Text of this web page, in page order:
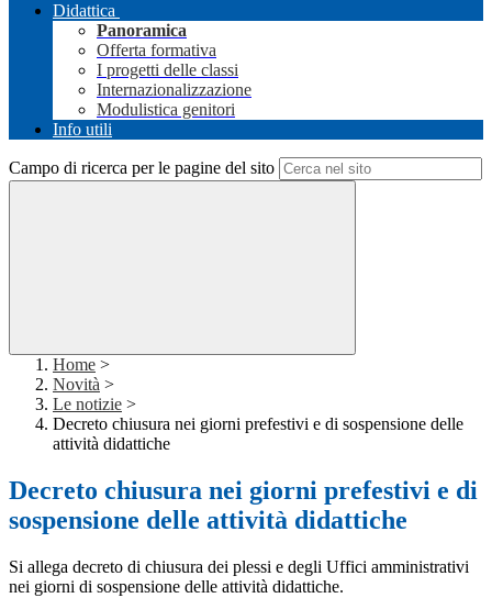
Didattica
Panoramica
Offerta formativa
I progetti delle classi
Internazionalizzazione
Modulistica genitori
Info utili
Campo di ricerca per le pagine del sito
Home >
Novità >
Le notizie >
Decreto chiusura nei giorni prefestivi e di sospensione delle
attività didattiche
Decreto chiusura nei giorni prefestivi e di
sospensione delle attività didattiche
Si allega decreto di chiusura dei plessi e degli Uffici amministrativi
nei giorni di sospensione delle attività didattiche.